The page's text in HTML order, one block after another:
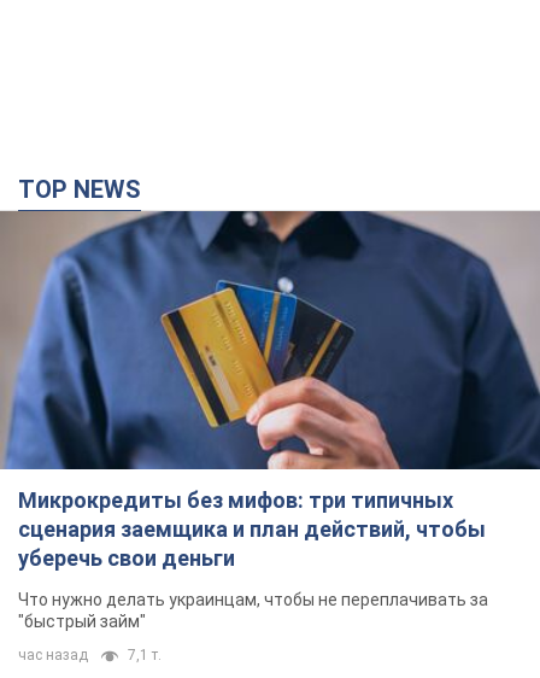
TOP NEWS
Микрокредиты без мифов: три типичных
сценария заемщика и план действий, чтобы
уберечь свои деньги
Что нужно делать украинцам, чтобы не переплачивать за
"быстрый займ"
час назад 7,1 т.